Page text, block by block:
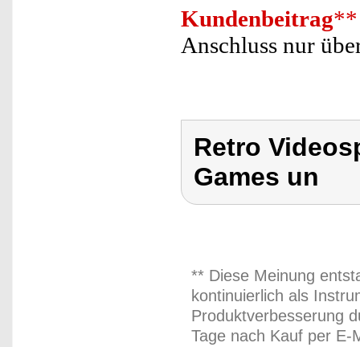
Kundenbeitrag**
Anschluss nur
Retro
Games un
** Diese Meinung
kontinuierlich als
Produktverbesserung
Tage nach Kauf per E-